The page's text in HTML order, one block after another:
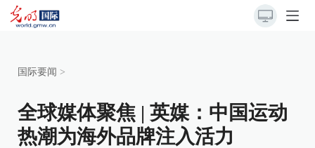
国际要闻 >
全球媒体聚焦 | 英媒：中国运动
热潮为海外品牌注入活力